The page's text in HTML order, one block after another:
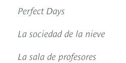
Perfect Days
La sociedad de la nieve
La sala de profesores